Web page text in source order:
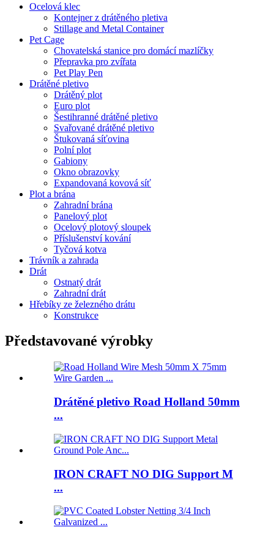
Ocelová klec
Kontejner z drátěného pletiva
Stillage and Metal Container
Pet Cage
Chovatelská stanice pro domácí mazlíčky
Přepravka pro zvířata
Pet Play Pen
Drátěné pletivo
Drátěný plot
Euro plot
Šestihranné drátěné pletivo
Svařované drátěné pletivo
Štukovaná síťovina
Polní plot
Gabiony
Okno obrazovky
Expandovaná kovová síť
Plot a brána
Zahradní brána
Panelový plot
Ocelový plotový sloupek
Příslušenství kování
Tyčová kotva
Trávník a zahrada
Drát
Ostnatý drát
Zahradní drát
Hřebíky ze železného drátu
Konstrukce
Představované výrobky
Drátěné pletivo Road Holland 50mm
...
IRON CRAFT NO DIG Support M
...